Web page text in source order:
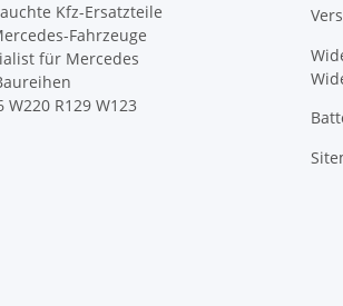
Kfz-Ersatzteile
Fahrzeuge
für Mercedes
W220 R129 W123